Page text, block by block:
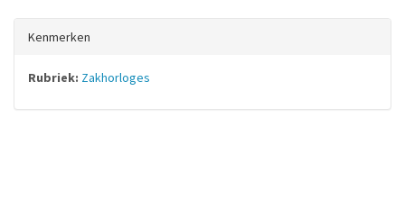
Kenmerken
Rubriek: Zakhorloges